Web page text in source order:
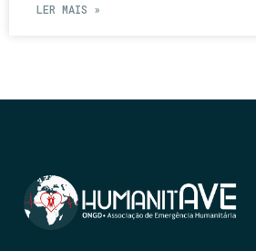
LER MAIS »